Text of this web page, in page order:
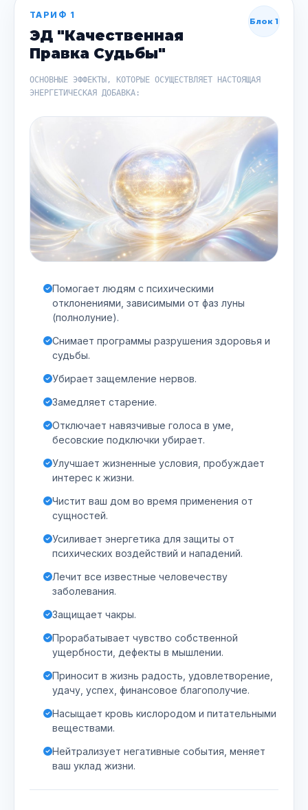
Блок 1
ТАРИФ 1
ЭД "Качественная
Правка Судьбы"
ОСНОВНЫЕ ЭФФЕКТЫ, КОТОРЫЕ ОСУЩЕСТВЛЯЕТ НАСТОЯЩАЯ
ЭНЕРГЕТИЧЕСКАЯ ДОБАВКА:
Помогает людям с психическими
отклонениями, зависимыми от фаз луны
(полнолуние).
Снимает программы разрушения здоровья и
судьбы.
Убирает защемление нервов.
Замедляет старение.
Отключает навязчивые голоса в уме,
бесовские подключки убирает.
Улучшает жизненные условия, пробуждает
интерес к жизни.
Чистит ваш дом во время применения от
сущностей.
Усиливает энергетика для защиты от
психических воздействий и нападений.
Лечит все известные человечеству
заболевания.
Защищает чакры.
Прорабатывает чувство собственной
ущербности, дефекты в мышлении.
Приносит в жизнь радость, удовлетворение,
удачу, успех, финансовое благополучие.
Насыщает кровь кислородом и питательными
веществами.
Нейтрализует негативные события, меняет
ваш уклад жизни.